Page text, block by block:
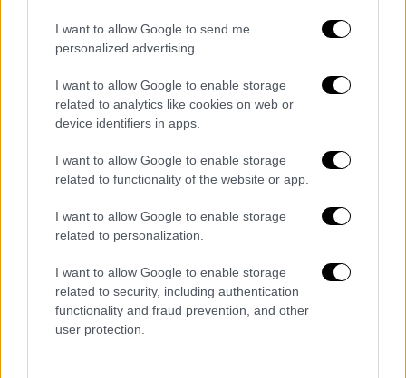
I want to allow Google to send me
personalized advertising.
I want to allow Google to enable storage
related to analytics like cookies on web or
device identifiers in apps.
I want to allow Google to enable storage
related to functionality of the website or app.
I want to allow Google to enable storage
related to personalization.
I want to allow Google to enable storage
related to security, including authentication
functionality and fraud prevention, and other
user protection.
29.05.2025 21:45